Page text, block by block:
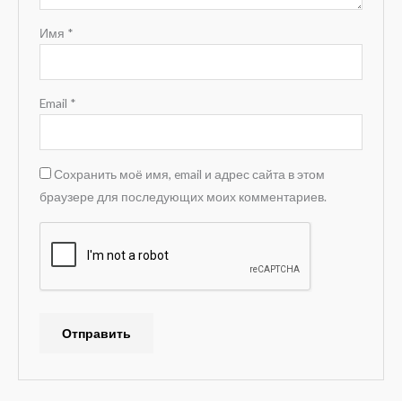
Имя *
Email *
Сохранить моё имя, email и адрес сайта в этом
браузере для последующих моих комментариев.